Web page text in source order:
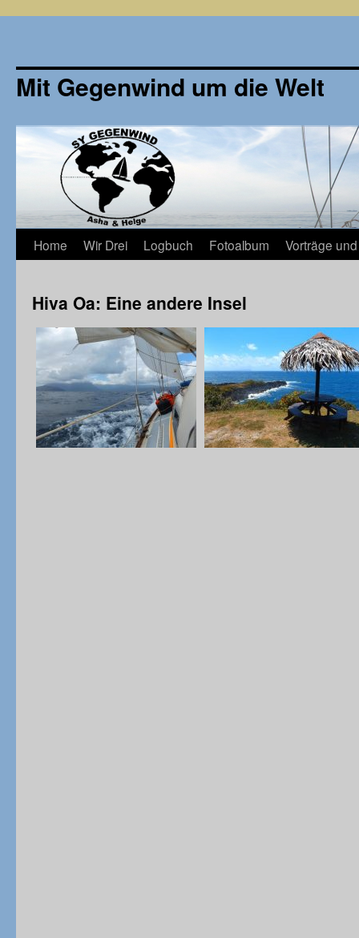
Mit Gegenwind um die Welt
Zum
springen
Home Wir Drei Logbuch Fotoalbum Vorträge
Hiva Oa: Eine andere Insel